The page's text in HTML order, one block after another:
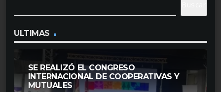
ULTIMAS
SE REALIZÓ EL CONGRESO
INTERNACIONAL DE COOPERATIVAS Y
MUTUALES